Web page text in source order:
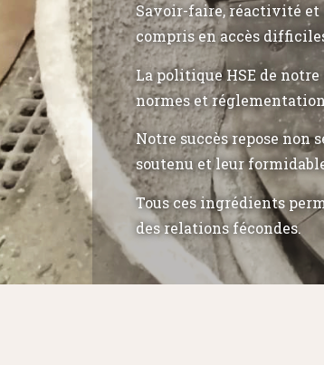
Savoir-faire, réactivité et
compris en accès
La politique HSE de
normes et
Notre succès repose non
soutenu et leur
Tous ces ingrédients
des relations fécondes.